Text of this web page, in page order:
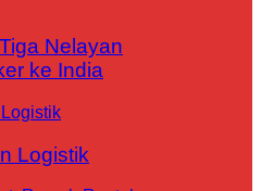
Nelayan
ke India
Logistik